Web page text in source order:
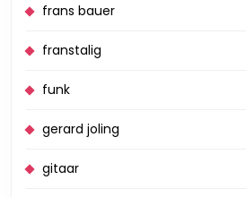
frans bauer
franstalig
funk
gerard joling
gitaar